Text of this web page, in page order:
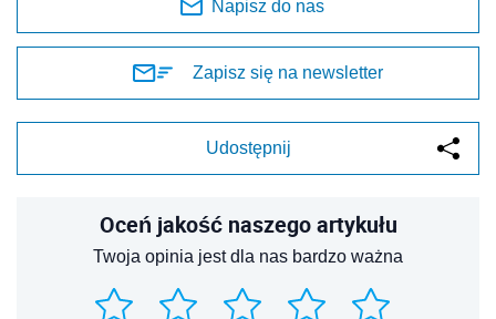
Napisz do nas
Zapisz się na newsletter
Udostępnij
Oceń jakość naszego artykułu
Twoja opinia jest dla nas bardzo ważna